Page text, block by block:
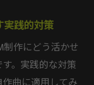
実践的対策
作にどう活かせ
。実践的な対策